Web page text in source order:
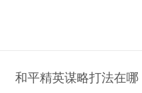
和平精英谋略打法在